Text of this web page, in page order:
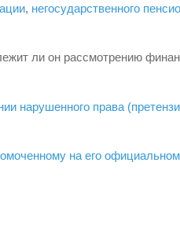
, негосударственного
ли он рассмотрению
нарушенного права
на его